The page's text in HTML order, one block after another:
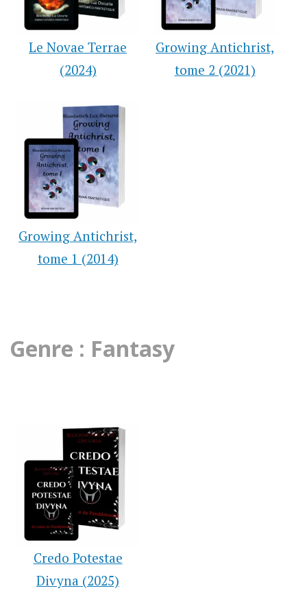
Le Novae Terrae
(2024)
Growing Antichrist,
tome 2 (2021)
Growing Antichrist,
tome 1 (2014)
Genre : Fantasy
Credo Potestae
Divyna (2025)